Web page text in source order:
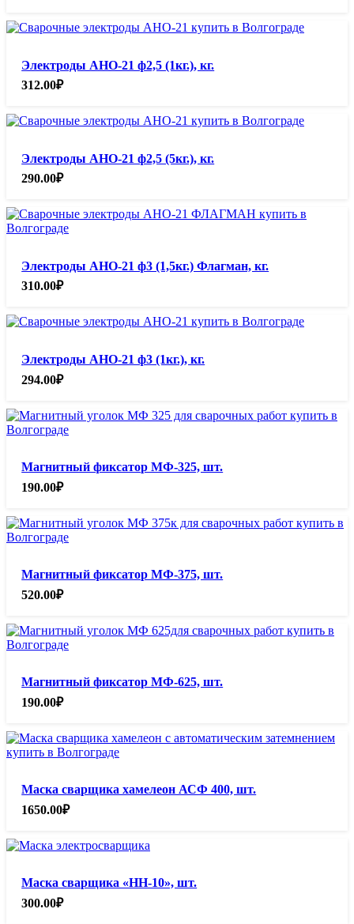
Электроды АНО-21 ф2,5 (1кг.), кг.
312.00₽
Электроды АНО-21 ф2,5 (5кг.), кг.
290.00₽
Электроды АНО-21 ф3 (1,5кг.) Флагман, кг.
310.00₽
Электроды АНО-21 ф3 (1кг.), кг.
294.00₽
Магнитный фиксатор МФ-325, шт.
190.00₽
Магнитный фиксатор МФ-375, шт.
520.00₽
Магнитный фиксатор МФ-625, шт.
190.00₽
Маска сварщика хамелеон АСФ 400, шт.
1650.00₽
Маска сварщика «НН-10», шт.
300.00₽